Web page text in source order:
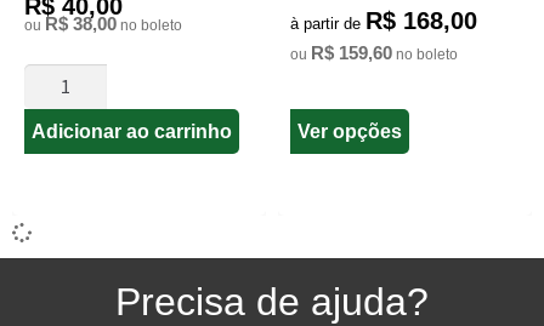
R$ 40,00
ou R$ 38,00 no boleto
Adicionar ao carrinho
à partir de R$ 168,00
ou R$ 159,60 no boleto
Ver opções
Precisa de ajuda?